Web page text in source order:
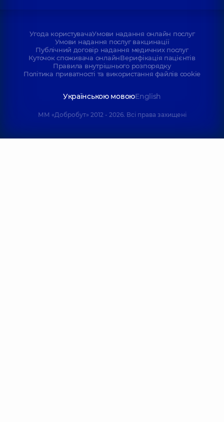
Угода користувачаУмови надання онлайн послуг
Умови надання послуг вакцинації
Публічний договір надання медичних послуг
Куточок споживача онлайнВерифікація пацієнтів
Правила внутрішнього розпорядку
Політика приватності та використання файлів cookie
Українською мовоюEnglish
ММ «Добробут» 2012 - 2026. Всі права захищені